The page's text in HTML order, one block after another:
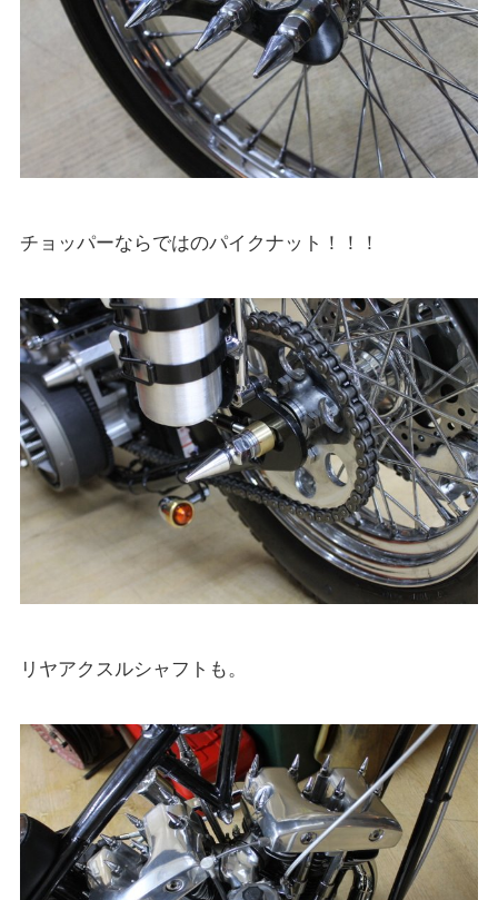
チョッパーならではのパイクナット！！！
リヤアクスルシャフトも。